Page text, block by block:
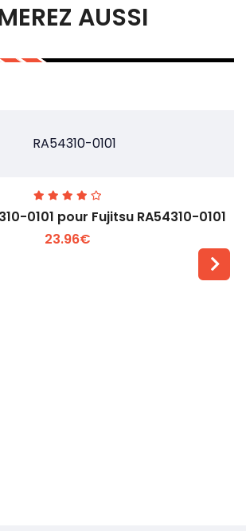
AUSSI
0101 pour Fujitsu RA54310-0101
23.96€